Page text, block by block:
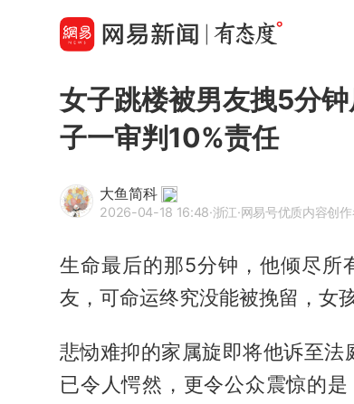
女子跳楼被男友拽5分
子一审判10%责任
大鱼简科
2026-04-18 16:48·浙江·网易号优质内容创
生命最后的那5分钟，他倾尽所
友，可命运终究没能被挽留，女
悲恸难抑的家属旋即将他诉至
已令人愕然，更令公众震惊的